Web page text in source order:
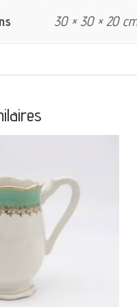
30 × 30 × 20